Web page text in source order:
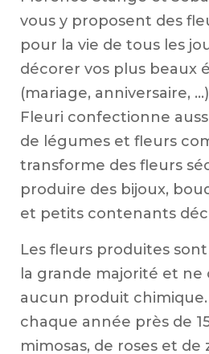
vous y proposent des
pour la vie de tous les
décorer vos plus beaux
(mariage, anniversaire,
Fleuri confectionne
de légumes et fleurs
transforme des fleurs
produire des bijoux,
et petits contenants
Les fleurs produites
la grande majorité et
aucun produit
chaque année près de
mimosas, de roses et de